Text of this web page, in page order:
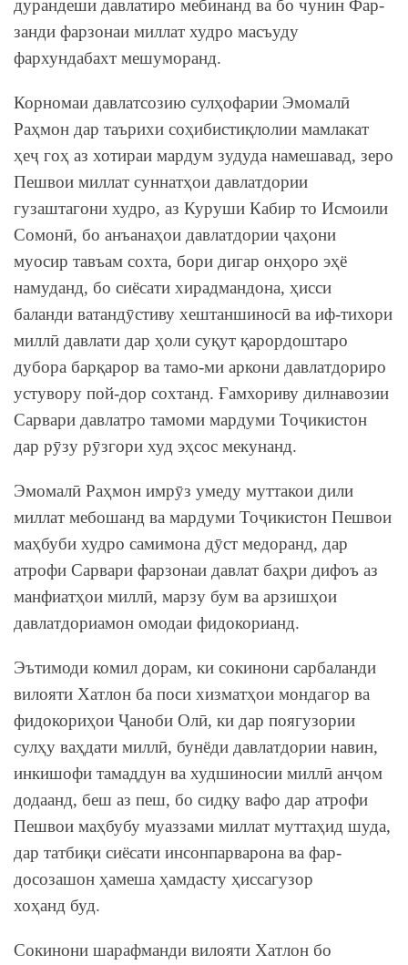
дурандеши давлатиро мебинанд ва бо чунин Фар-
занди фарзонаи миллат худро масъуду
фархундабахт мешуморанд.
Корномаи давлатсозию сулҳофарии Эмомалӣ
Раҳмон дар таърихи соҳибистиқлолии мамлакат
ҳеҷ гоҳ аз хотираи мардум зудуда намешавад, зеро
Пешвои миллат суннатҳои давлатдории
гузаштагони худро, аз Куруши Кабир то Исмоили
Сомонӣ, бо анъанаҳои давлатдории ҷаҳони
муосир тавъам сохта, бори дигар онҳоро эҳё
намуданд, бо сиёсати хирадмандона, ҳисси
баланди ватандӯстиву хештаншиносӣ ва иф-тихори
миллӣ давлати дар ҳоли суқут қарордоштаро
дубора барқарор ва тамо-ми аркони давлатдориро
устувору пой-дор сохтанд. Ғамхориву дилнавозии
Сарвари давлатро тамоми мардуми Тоҷикистон
дар рӯзу рӯзгори худ эҳсос мекунанд.
Эмомалӣ Раҳмон имрӯз умеду муттакои дили
миллат мебошанд ва мардуми Тоҷикистон Пешвои
маҳбуби худро самимона дӯст медоранд, дар
атрофи Сарвари фарзонаи давлат баҳри дифоъ аз
манфиатҳои миллӣ, марзу бум ва арзишҳои
давлатдориамон омодаи фидокорианд.
Эътимоди комил дорам, ки сокинони сарбаланди
вилояти Хатлон ба поси хизматҳои мондагор ва
фидокориҳои Ҷаноби Олӣ, ки дар поягузории
сулҳу ваҳдати миллӣ, бунёди давлатдории навин,
инкишофи тамаддун ва худшиносии миллӣ анҷом
додаанд, беш аз пеш, бо сидқу вафо дар атрофи
Пешвои маҳбубу муаззами миллат муттаҳид шуда,
дар татбиқи сиёсати инсонпарварона ва фар-
досозашон ҳамеша ҳамдасту ҳиссагузор
хоҳанд буд.
Сокинони шарафманди вилояти Хатлон бо